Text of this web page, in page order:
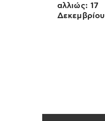
αλλιώς: 17
Δεκεμβρίου